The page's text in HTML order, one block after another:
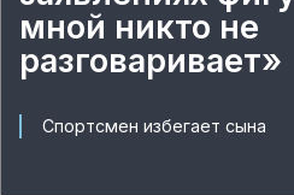
мной никто не
разговаривает»
Спортсмен избегает сына